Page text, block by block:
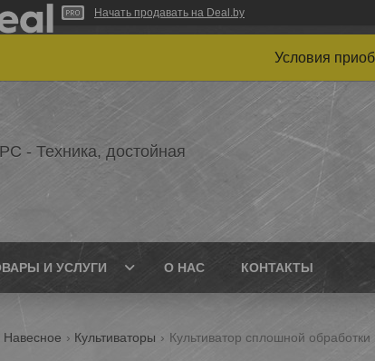
Начать продавать на Deal.by
Условия
- Техника, достойная
И УСЛУГИ О НАС КОНТАКТЫ
Навесное Культиваторы Культиватор сплошной обработки